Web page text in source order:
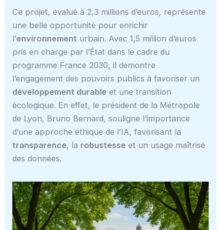
Ce projet, évalué à 2,3 millions d’euros, représente
une belle opportunité pour enrichir
l’environnement urbain. Avec 1,5 million d’euros
pris en charge par l’État dans le cadre du
programme France 2030, il démontre
l’engagement des pouvoirs publics à favoriser un
développement durable et une transition
écologique. En effet, le président de la Métropole
de Lyon, Bruno Bernard, souligne l’importance
d’une approche éthique de l’IA, favorisant la
transparence, la robustesse et un usage maîtrisé
des données.